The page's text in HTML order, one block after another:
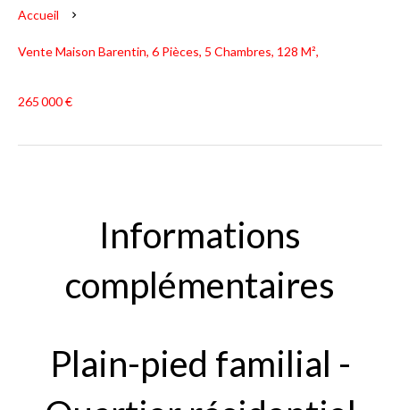
Accueil
Vente Maison Barentin, 6 Pièces, 5 Chambres, 128 M²,
265 000 €
Informations
complémentaires
Plain-pied familial -